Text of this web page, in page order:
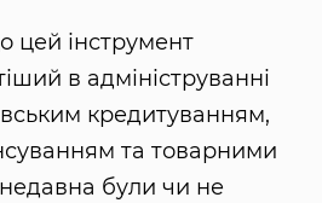
цей інструмент
в адмініструванні
кредитуванням,
та товарними
були чи не